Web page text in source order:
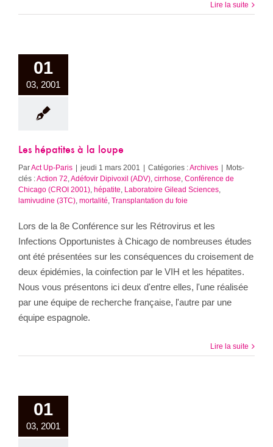
Lire la suite
01
03, 2001
Les hépatites à la loupe
ParAct Up-Paris jeudi 1 mars 2001 Catégories :Archives
Mots-
clés :Action 72,Adéfovir Dipivoxil (ADV), cirrhose, Conférence de
Chicago (CROI 2001), hépatite, Laboratoire Gilead Sciences,
lamivudine (3TC), mortalité, Transplantation du foie
Lors de la 8e Conférence sur les Rétrovirus et les
Infections Opportunistes à Chicago de nombreuses études
ont été présentées sur les conséquences du croisement de
deux épidémies, la coinfection par le VIH et les hépatites.
Nous vous présentons ici deux d'entre elles, l'une réalisée
par une équipe de recherche française, l'autre par une
équipe espagnole.
Lire la suite
01
03, 2001